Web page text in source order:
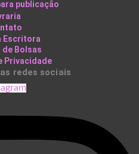
publicação
Escritora
de Bolsas
Privacidade
redes sociais